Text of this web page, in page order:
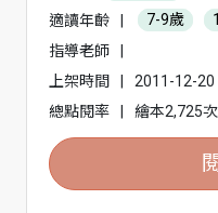
適讀年齡
| 7-9歲
指導老師
|
上架時間
|
2011-12-20
總點閱率
| 繪本2,725次